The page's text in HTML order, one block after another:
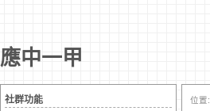
應中一甲
社群功能 位置: